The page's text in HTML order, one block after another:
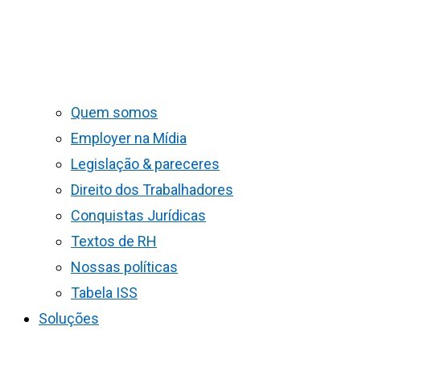
Quem somos
Employer na Mídia
Legislação & pareceres
Direito dos Trabalhadores
Conquistas Jurídicas
Textos de RH
Nossas políticas
Tabela ISS
Soluções